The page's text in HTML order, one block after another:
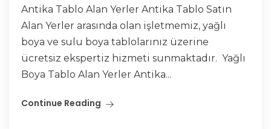
Antika Tablo Alan Yerler Antika Tablo Satın
Alan Yerler arasında olan işletmemiz, yağlı
boya ve sulu boya tablolarınız üzerine
ücretsiz ekspertiz hizmeti sunmaktadır. Yağlı
Boya Tablo Alan Yerler Antika...
Continue Reading